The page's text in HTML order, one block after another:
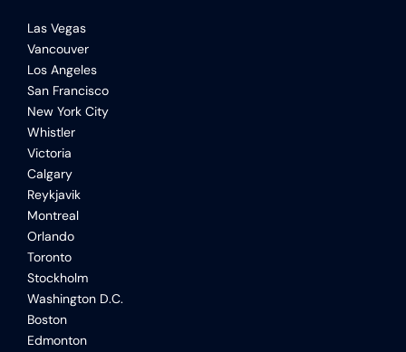
Las Vegas
Vancouver
Los Angeles
San Francisco
New York City
Whistler
Victoria
Calgary
Reykjavik
Montreal
Orlando
Toronto
Stockholm
Washington D.C.
Boston
Edmonton